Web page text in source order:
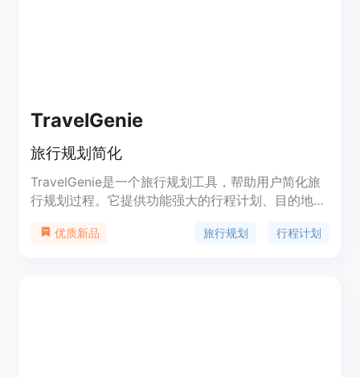
TravelGenie
旅行规划简化
TravelGenie是一个旅行规划工具，帮助用户简化旅
行规划过程。它提供功能强大的行程计划、目的地推
还是跟团游，TravelGenie都能帮助用户高效地安排
优质新品 旅行规划 行程计划